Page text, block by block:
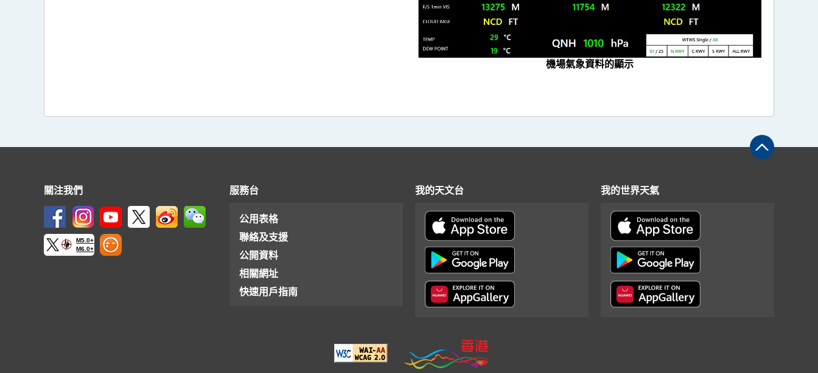
機場氣象資料的顯示
關注我們
M5.0+
M6.0+
服務台
公用表格
聯絡及支援
公開資料
相關網址
快速用戶指南
我的天文台 我的世界天氣